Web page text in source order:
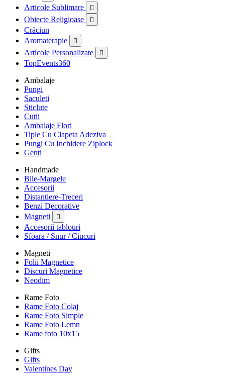
Articole Sublimare 
Obiecte Religioase 
Crăciun
Aromaterapie

Articole Personalizate 
TopEvents360
Ambalaje
Pungi
Saculeti
Sticlute
Cutii
Ambalaje Flori
Tiple Cu Clapeta Adeziva
Pungi Cu Inchidere Ziplock
Genti
Handmade
Bile-Margele
Accesorii
Distantiere-Treceri
Benzi Decorative
Magneti

Accesorii tablouri
Sfoara / Snur / Ciucuri
Magneti
Folii Magnetice
Discuri Magnetice
Neodim
Rame Foto
Rame Foto Colaj
Rame Foto Simple
Rame Foto Lemn
Rame foto 10x15
Gifts
Gifts
Valentines Day